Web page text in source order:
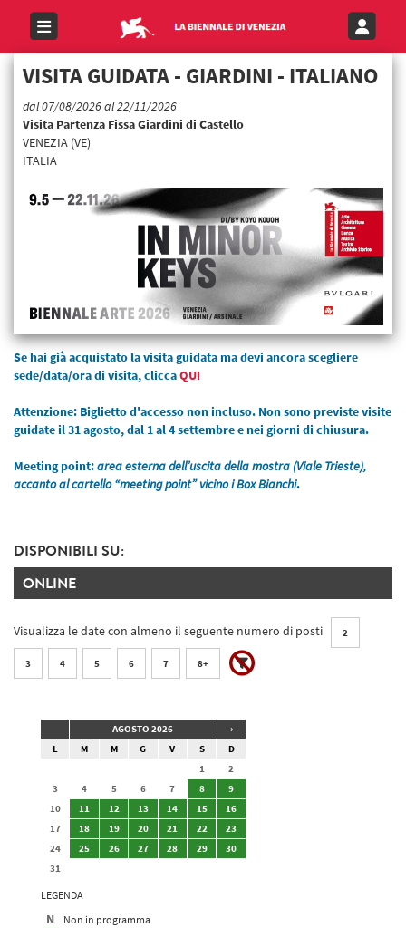
VISITA GUIDATA - GIARDINI - ITALIANO
dal 07/08/2026 al 22/11/2026
Visita Partenza Fissa Giardini di Castello
VENEZIA (VE)
ITALIA
Se hai già acquistato la visita guidata ma devi ancora scegliere
sede/data/ora di visita, cliccaQUI
Attenzione: Biglietto d'accesso non incluso. Non sono previste visite
guidate il 31 agosto, dal 1 al 4 settembre e nei giorni di chiusura.
Meeting point:area esterna dell’uscita della mostra (Viale Trieste),
accanto al cartello “meeting point” vicino i Box Bianchi.
DISPONIBILI SU:
ONLINE
Visualizza le date con almeno il seguente numero di posti 2
3 4 5 6 7 8+
AGOSTO 2026
›
L
M M G V S
D
1
2
3
4 5 6 7 8
9
10
11 12 13 14 15
16
17
18 19 20 21 22
23
24
25 26 27 28 29
30
31
LEGENDA
Non in programma